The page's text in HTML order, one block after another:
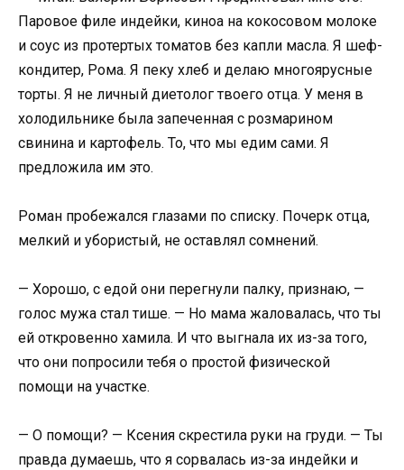
Паровое филе индейки, киноа на кокосовом молоке
и соус из протертых томатов без капли масла. Я шеф-
кондитер, Рома. Я пеку хлеб и делаю многоярусные
торты. Я не личный диетолог твоего отца. У меня в
холодильнике была запеченная с розмарином
свинина и картофель. То, что мы едим сами. Я
предложила им это.
Роман пробежался глазами по списку. Почерк отца,
мелкий и убористый, не оставлял сомнений.
— Хорошо, с едой они перегнули палку, признаю, —
голос мужа стал тише. — Но мама жаловалась, что ты
ей откровенно хамила. И что выгнала их из-за того,
что они попросили тебя о простой физической
помощи на участке.
— О помощи? — Ксения скрестила руки на груди. — Ты
правда думаешь, что я сорвалась из-за индейки и